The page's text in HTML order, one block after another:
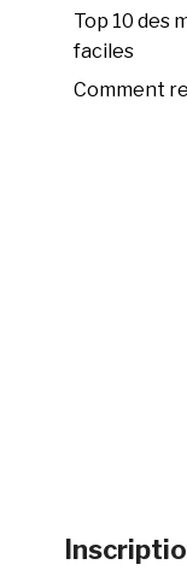
Top 10 des
faciles
Comment